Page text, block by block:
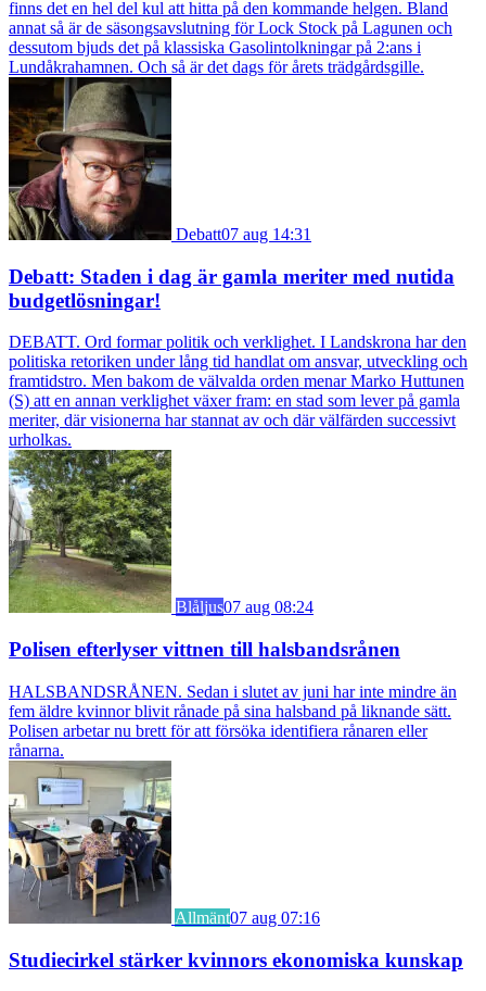
finns det en hel del kul att hitta på den kommande helgen. Bland
annat så är de säsongsavslutning för Lock Stock på Lagunen och
dessutom bjuds det på klassiska Gasolintolkningar på 2:ans i
Lundåkrahamnen. Och så är det dags för årets trädgårdsgille.
Debatt07 aug 14:31
Debatt: Staden i dag är gamla meriter med nutida
budgetlösningar!
DEBATT. Ord formar politik och verklighet. I Landskrona har den
politiska retoriken under lång tid handlat om ansvar, utveckling och
framtidstro. Men bakom de välvalda orden menar Marko Huttunen
(S) att en annan verklighet växer fram: en stad som lever på gamla
meriter, där visionerna har stannat av och där välfärden successivt
urholkas.
Blåljus07 aug 08:24
Polisen efterlyser vittnen till halsbandsrånen
HALSBANDSRÅNEN. Sedan i slutet av juni har inte mindre än
fem äldre kvinnor blivit rånade på sina halsband på liknande sätt.
Polisen arbetar nu brett för att försöka identifiera rånaren eller
rånarna.
Allmänt07 aug 07:16
Studiecirkel stärker kvinnors ekonomiska kunskap